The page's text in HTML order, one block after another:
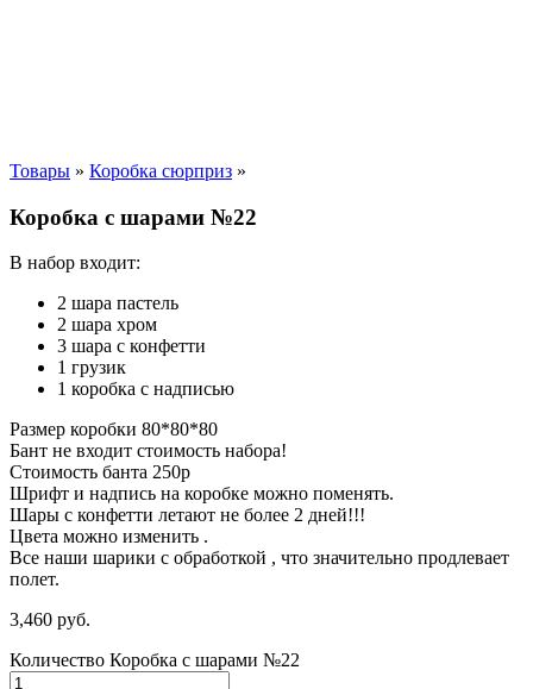
Товары » Коробка сюрприз »
Коробка с шарами №22
В набор входит:
2 шара пастель
2 шара хром
3 шара с конфетти
1 грузик
1 коробка с надписью
Размер коробки 80*80*80
Бант не входит стоимость набора!
Стоимость банта 250р
Шрифт и надпись на коробке можно поменять.
Шары с конфетти летают не более 2 дней!!!
Цвета можно изменить .
Все наши шарики с обработкой , что значительно продлевает
полет.
3,460 руб.
Количество Коробка с шарами №22